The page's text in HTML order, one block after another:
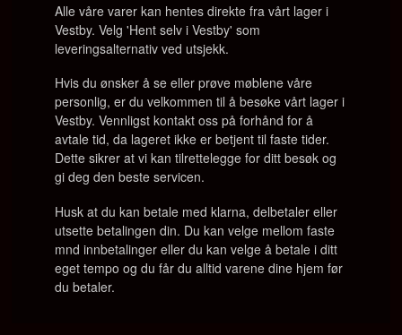
Alle våre varer kan hentes direkte fra vårt lager i
Vestby. Velg 'Hent selv i Vestby' som
leveringsalternativ ved utsjekk.
Hvis du ønsker å se eller prøve møblene våre
personlig, er du velkommen til å besøke vårt lager i
Vestby. Vennligst kontakt oss på forhånd for å
avtale tid, da lageret ikke er betjent til faste tider.
Dette sikrer at vi kan tilrettelegge for ditt besøk og
gi deg den beste servicen.
Husk at du kan betale med klarna, delbetaler eller
utsette betalingen din. Du kan velge mellom faste
mnd innbetalinger eller du kan velge å betale i ditt
eget tempo og du får du alltid varene dine hjem før
du betaler.